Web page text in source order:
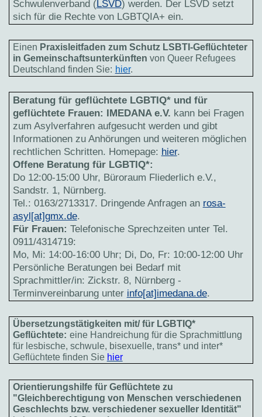
Schwulenverband (LSVD) werden. Der LSVD setzt
sich für die Rechte von LGBTQIA+ ein.
Einen Praxisleitfaden zum Schutz LSBTI-Geflüchteter
in Gemeinschaftsunterkünften von Queer Refugees
Deutschland finden Sie: hier.
Beratung für geflüchtete LGBTIQ* und für
geflüchtete Frauen: IMEDANA e.V. kann bei Fragen
zum Asylverfahren aufgesucht werden und gibt
Informationen zu Anhörungen und weiteren möglichen
rechtlichen Schritten. Homepage: hier.
Offene Beratung für LGBTIQ*:
Do 12:00-15:00 Uhr, Büroraum Fliederlich e.V.,
Sandstr. 1, Nürnberg.
Tel.: 0163/2713317. Dringende Anfragen an rosa-
asyl[at]gmx.de.
Für Frauen: Telefonische Sprechzeiten unter Tel.
0911/4314719:
Mo, Mi: 14:00-16:00 Uhr; Di, Do, Fr: 10:00-12:00 Uhr
Persönliche Beratungen bei Bedarf mit
Sprachmittler/in: Zickstr. 8, Nürnberg -
Terminvereinbarung unter info[at]imedana.de.
Übersetzungstätigkeiten mit/ für LGBTIQ*
Geflüchtete: eine Handreichung für die Sprachmittlung
für lesbische, schwule, bisexuelle, trans* und inter*
Geflüchtete finden Sie hier
Orientierungshilfe für Geflüchtete zu
"Gleichberechtigung von Menschen verschiedenen
Geschlechts bzw. verschiedener sexueller Identität"